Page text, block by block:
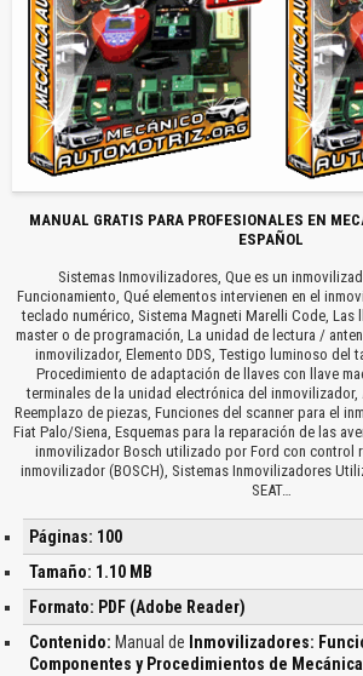
MANUAL GRATIS PARA PROFESIONALES EN
ESPAÑOL
Sistemas Inmovilizadores, Que es un
Funcionamiento, Qué elementos intervienen en el
teclado numérico, Sistema Magneti Marelli Code, Las
master o de programación, La unidad de lectura /
inmovilizador, Elemento DDS, Testigo luminoso del
Procedimiento de adaptación de llaves con llave
terminales de la unidad electrónica del inmovilizador,
Reemplazo de piezas, Funciones del scanner para el
Fiat Palo/Siena, Esquemas para la reparación de las
inmovilizador Bosch utilizado por Ford con control
inmovilizador (BOSCH), Sistemas Inmovilizadores
SEAT…
Páginas: 100
Tamaño: 1.10 MB
Formato: PDF (Adobe Reader)
Contenido: Manual de Inmovilizadores:
Componentes y Procedimientos de